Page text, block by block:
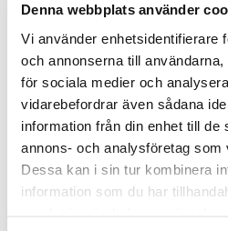
Denna webbplats använder
Vi använder enhetsidentifierare
och annonserna till
för sociala medier och
vidarebefordrar även sådana
information från din enhet till de
annons- och analysföretag som
Dessa kan i sin tur kombinera
information som du har
ädelmetaller och Europa.
mot breda globalfonder,
företagsobligationer (High
avkastningspotential.
Mest nettoköpta fonder
Avanza Global
MetaSpace Fund A